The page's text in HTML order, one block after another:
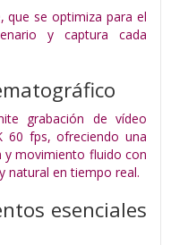
que se optimiza para el
y captura cada
grabación de vídeo
60 fps, ofreciendo una
y movimiento fluido con
natural en tiempo real.
esenciales